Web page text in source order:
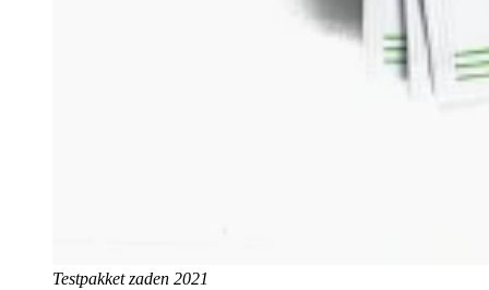
Testpakket zaden 2021